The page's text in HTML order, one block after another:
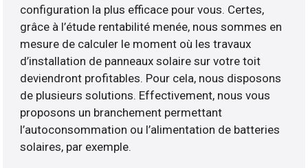
configuration la plus efficace pour vous. Certes,
grâce à l’étude rentabilité menée, nous sommes en
mesure de calculer le moment où les travaux
d’installation de panneaux solaire sur votre toit
deviendront profitables. Pour cela, nous disposons
de plusieurs solutions. Effectivement, nous vous
proposons un branchement permettant
l’autoconsommation ou l’alimentation de batteries
solaires, par exemple.